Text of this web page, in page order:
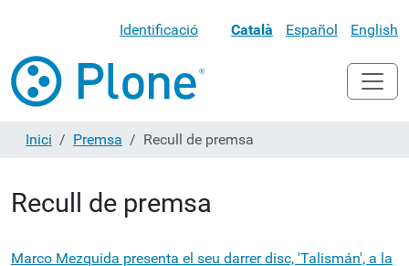
Identificació Català Español English
Inici Premsa Recull de premsa
Recull de premsa
Marco Mezquida presenta el seu darrer disc, 'Talismán', a la